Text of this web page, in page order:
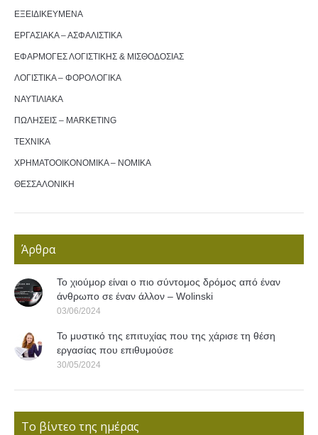
ΕΞΕΙΔΙΚΕΥΜΕΝΑ
ΕΡΓΑΣΙΑΚΑ – ΑΣΦΑΛΙΣΤΙΚΑ
ΕΦΑΡΜΟΓΕΣ ΛΟΓΙΣΤΙΚΗΣ & ΜΙΣΘΟΔΟΣΙΑΣ
ΛΟΓΙΣΤΙΚΑ – ΦΟΡΟΛΟΓΙΚΑ
ΝΑΥΤΙΛΙΑΚΑ
ΠΩΛΗΣΕΙΣ – MARKETING
ΤΕΧΝΙΚΑ
ΧΡΗΜΑΤΟΟΙΚΟΝΟΜΙΚΑ – ΝΟΜΙΚΑ
ΘΕΣΣΑΛΟΝΙΚΗ
Άρθρα
Το χιούμορ είναι ο πιο σύντομος δρόμος από έναν
άνθρωπο σε έναν άλλον – Wolinski
03/06/2024
Το μυστικό της επιτυχίας που της χάρισε τη θέση
εργασίας που επιθυμούσε
30/05/2024
Το βίντεο της ημέρας